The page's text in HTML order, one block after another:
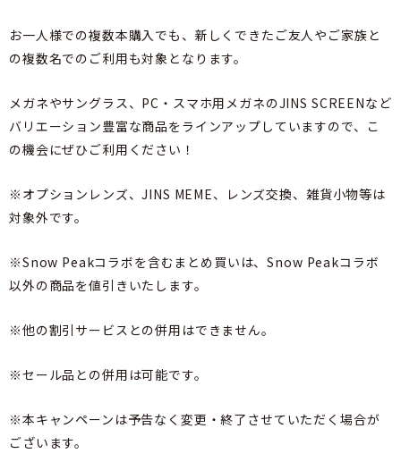
お一人様での複数本購入でも、新しくできたご友人やご家族と
の複数名でのご利用も対象となります。
メガネやサングラス、PC・スマホ用メガネのJINS SCREENなど
バリエーション豊富な商品をラインアップしていますので、こ
の機会にぜひご利用ください！
※オプションレンズ、JINS MEME、レンズ交換、雑貨小物等は
対象外です。
※Snow Peakコラボを含むまとめ買いは、Snow Peakコラボ
以外の商品を値引きいたします。
※他の割引サービスとの併用はできません。
※セール品との併用は可能です。
※本キャンペーンは予告なく変更・終了させていただく場合が
ございます。